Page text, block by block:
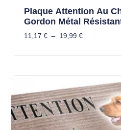
Plaque Attention Au
Gordon Métal
11,17 € – 19,99 €